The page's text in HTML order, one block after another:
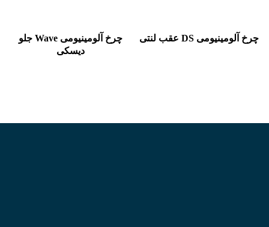
چرخ آلومينيومی DS عقب لنتی
چرخ آلومينيومی Wave جلو
ديسكی